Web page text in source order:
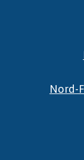
Nord-